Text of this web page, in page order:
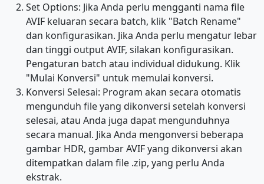
Set Options: Jika Anda perlu mengganti nama file
AVIF keluaran secara batch, klik "Batch Rename"
dan konfigurasikan. Jika Anda perlu mengatur lebar
dan tinggi output AVIF, silakan konfigurasikan.
Pengaturan batch atau individual didukung. Klik
"Mulai Konversi" untuk memulai konversi.
Konversi Selesai: Program akan secara otomatis
mengunduh file yang dikonversi setelah konversi
selesai, atau Anda juga dapat mengunduhnya
secara manual. Jika Anda mengonversi beberapa
gambar HDR, gambar AVIF yang dikonversi akan
ditempatkan dalam file .zip, yang perlu Anda
ekstrak.